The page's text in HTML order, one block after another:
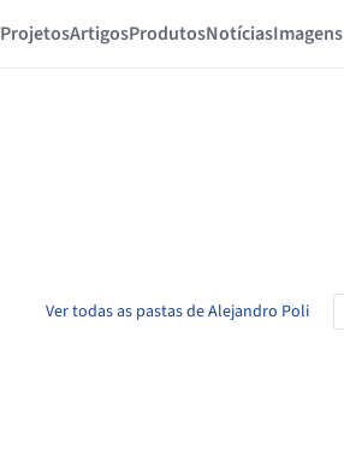
ProjetosArtigosProdutosNotíciasImagens
Ver todas as pastas de Alejandro Poli